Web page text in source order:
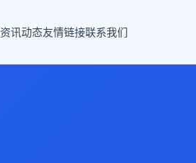
资讯动态友情链接联系我们